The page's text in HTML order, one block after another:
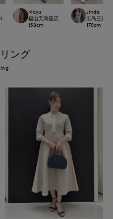
Mayu
福山天満屋店INED/7-IDconcept./
158cm
Jinda
広島三越
170cm
ング